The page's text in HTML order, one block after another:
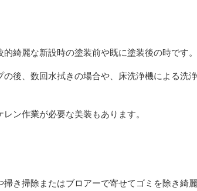
綺麗な新設時の塗装前や既に塗装後の時です。
後、数回水拭きの場合や、床洗浄機による洗
ン作業が必要な美装もあります。
き掃除またはブロアーで寄せてゴミを除き綺